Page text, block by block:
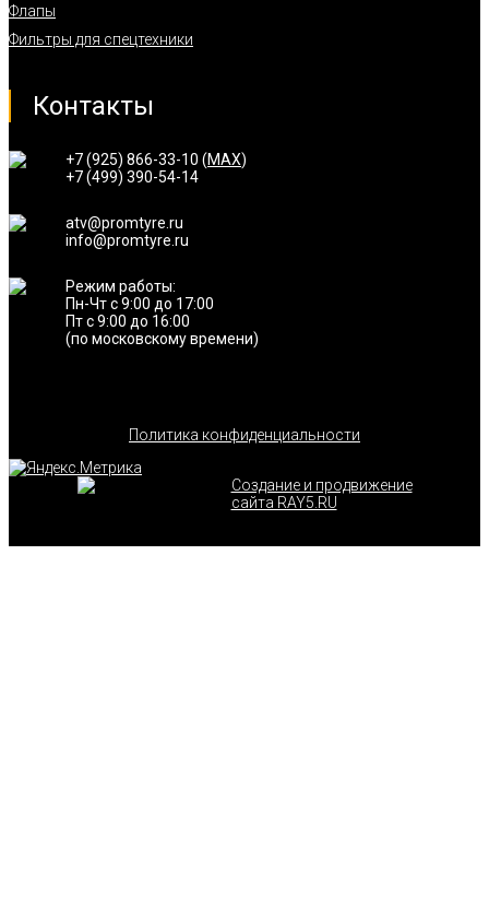
Флапы
Фильтры для спецтехники
Контакты
+7 (925) 866-33-10 (MAX)
+7 (499) 390-54-14
atv@promtyre.ru
info@promtyre.ru
Режим работы:
Пн-Чт с 9:00 до 17:00
Пт с 9:00 до 16:00
(по московскому времени)
Политика конфиденциальности
Создание и продвижение
сайта RAY5.RU